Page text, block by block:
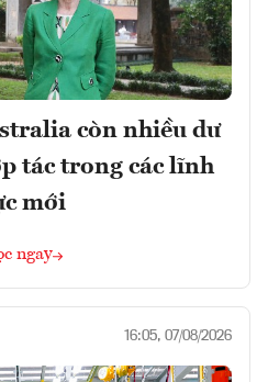
còn nhiều dư
tác trong các lĩnh
mới
ngay
16:05, 07/08/2026